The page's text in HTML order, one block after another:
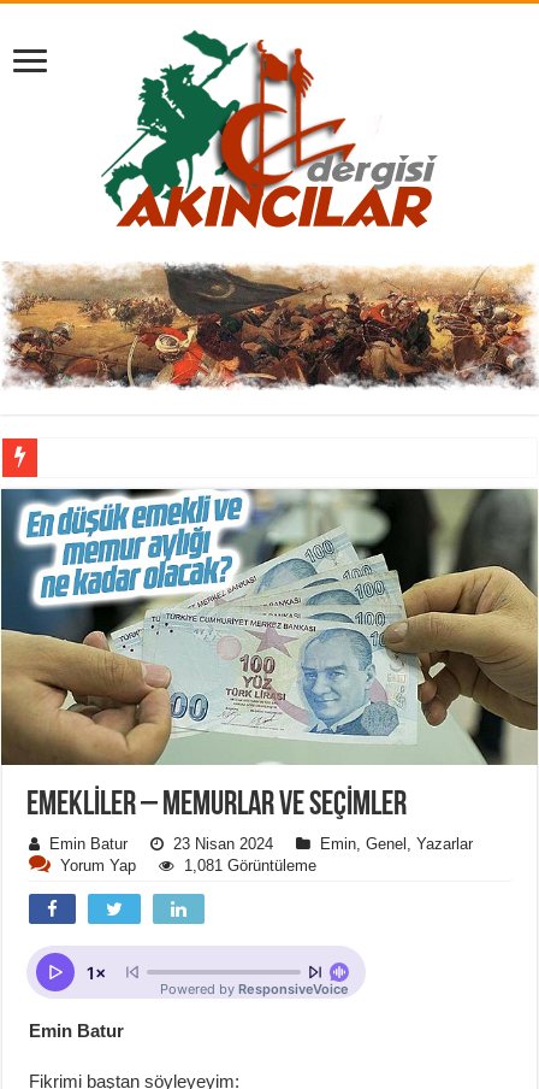
EMEKLİLER – MEMURLAR VE SEÇİMLER
Emin Batur 23 Nisan 2024 Emin,Genel ,Yazarlar
Yorum Yap
1,081 Görüntüleme
Emin Batur
Fikrimi baştan söyleyeyim: